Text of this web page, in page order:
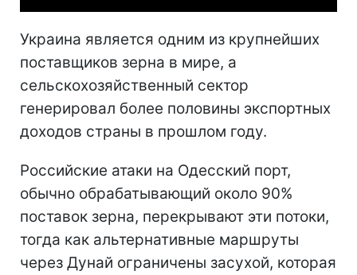
Украина является одним из крупнейших
поставщиков зерна в мире, а
сельскохозяйственный сектор
генерировал более половины экспортных
доходов страны в прошлом году.
Российские атаки на Одесский порт,
обычно обрабатывающий около 90%
поставок зерна, перекрывают эти потоки,
тогда как альтернативные маршруты
через Дунай ограничены засухой, которая